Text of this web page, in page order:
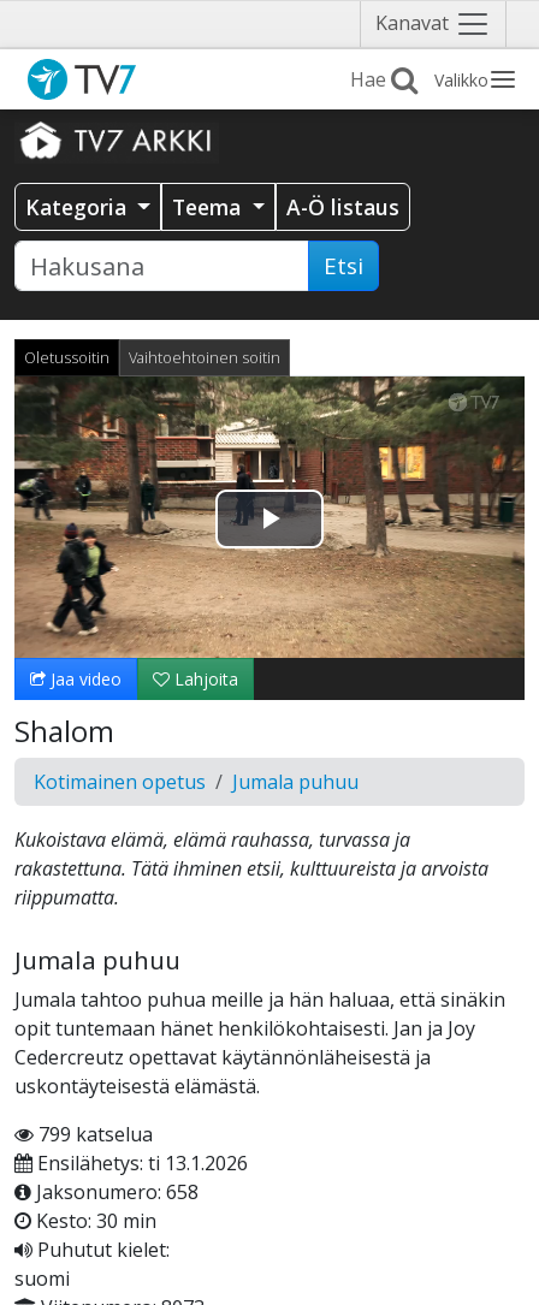
Kanavat Näytä
valikko
Valikko
Kategoria Teema A-Ö listaus
Etsi
Oletussoitin Vaihtoehtoinen soitin
Toista
Video
Jaa video Lahjoita
Shalom
Kotimainen opetus Jumala puhuu
Kukoistava elämä, elämä rauhassa, turvassa ja
rakastettuna. Tätä ihminen etsii, kulttuureista ja arvoista
riippumatta.
Jumala puhuu
Jumala tahtoo puhua meille ja hän haluaa, että sinäkin
opit tuntemaan hänet henkilökohtaisesti. Jan ja Joy
Cedercreutz opettavat käytännönläheisestä ja
uskontäyteisestä elämästä.
799 katselua
Ensilähetys: ti 13.1.2026
Jaksonumero: 658
Kesto: 30 min
Puhutut kielet:
suomi